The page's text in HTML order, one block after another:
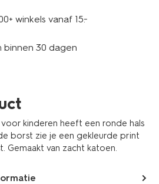
winkels vanaf 15.-
binnen 30 dagen
kinderen heeft een ronde hals
borst zie je een gekleurde print
Gemaakt van zacht katoen.